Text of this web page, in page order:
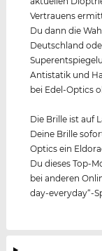
Vertrauens
Du dann die
Deutschland
Antistatik und
bei Edel-Optics
Die Brille ist auf
Deine Brille
Optics ein
Du dieses Top-
bei anderen
day-everyday“-